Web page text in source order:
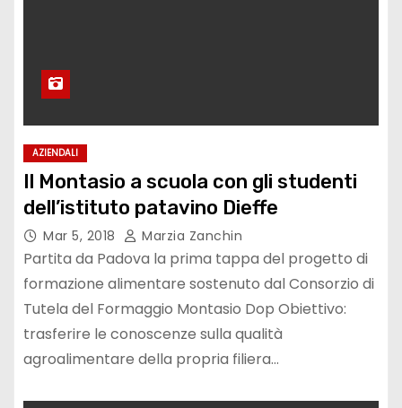
AZIENDALI
Il Montasio a scuola con gli studenti
dell’istituto patavino Dieffe
Mar 5, 2018 Marzia Zanchin
Partita da Padova la prima tappa del progetto di
formazione alimentare sostenuto dal Consorzio di
Tutela del Formaggio Montasio Dop Obiettivo:
trasferire le conoscenze sulla qualità
agroalimentare della propria filiera…